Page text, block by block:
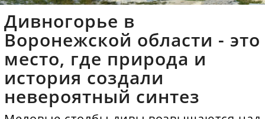
Дивногорье в
Воронежской области - это
место, где природа и
история создали
невероятный синтез